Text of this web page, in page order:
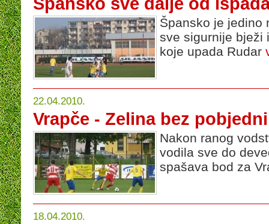
Špansko je jedino
sve sigurnije bježi
koje upada Rudar
22.04.2010.
Vrapče - Zelina bez
Nakon ranog
vodila sve do
spašava bod za
18.04.2010.